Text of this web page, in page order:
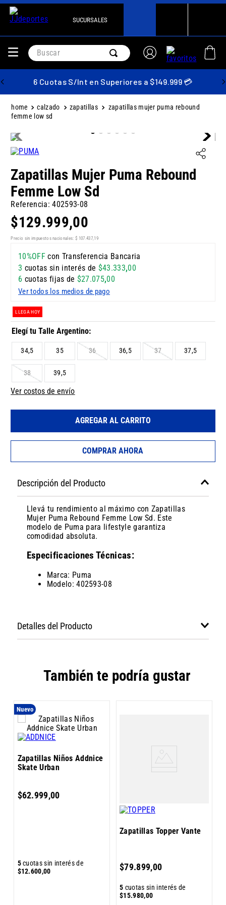
SUCURSALES
Buscar
6 Cuotas S/Int en Superiores a $149.999 💳
calzado zapatillas
zapatillas mujer puma rebound
femme low sd
Zapatillas Mujer Puma Rebound
Femme Low Sd
Referencia:402593-08
$129.999,00
Precio sin impuestos nacionales: $ 107.437,19
10%OFFcon Transferencia Bancaria
3 cuotas sin interés de $43.333,00
6 cuotas fijas de $27.075,00
Ver todos los medios de pago
LLEGA HOY
34,5 35 36 36,5 37 37,5
38 39,5
Ver costos de envío
AGREGAR AL CARRITO
COMPRAR AHORA
Descripción del Producto
Llevá tu rendimiento al máximo con Zapatillas
Mujer Puma Rebound Femme Low Sd. Este
modelo de Puma para lifestyle garantiza
comodidad absoluta.
Especificaciones Técnicas:
Marca: Puma
Modelo: 402593-08
Detalles del Producto
También te podría gustar
Nuevo
Zapatillas Niños Addnice
Skate Urban
$62.999,00
5cuotas sin interés de
$12.600,00
Zapatillas Topper Vante
$79.899,00
5 cuotas sin interés de
$15.980,00